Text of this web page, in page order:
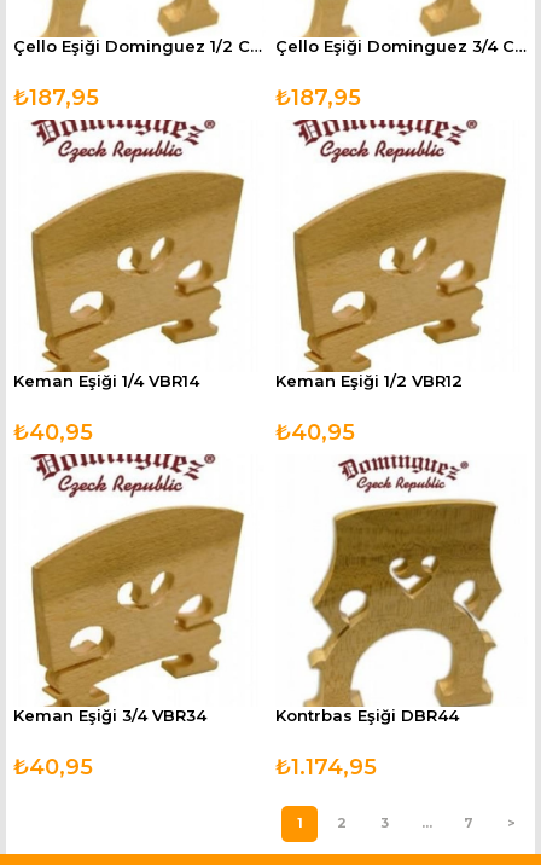
Çello Eşiği Dominguez 1/2 CBR12
₺187,95
Çello Eşiği Dominguez 3/4 CBR34
₺187,95
Keman Eşiği 1/4 VBR14
₺40,95
Keman Eşiği 1/2 VBR12
₺40,95
Keman Eşiği 3/4 VBR34
₺40,95
Kontrbas Eşiği DBR44
₺1.174,95
1 2 3 ... 7 >